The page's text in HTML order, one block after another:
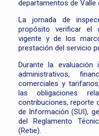
departamentos de Valle
La jornada de
propósito verificar el
vigente y de los
prestación del servicio
Durante la evaluación
administrativos,
comerciales y
las obligaciones
contribuciones, reporte
de Información (SUI),
del Reglamento
(Retie).